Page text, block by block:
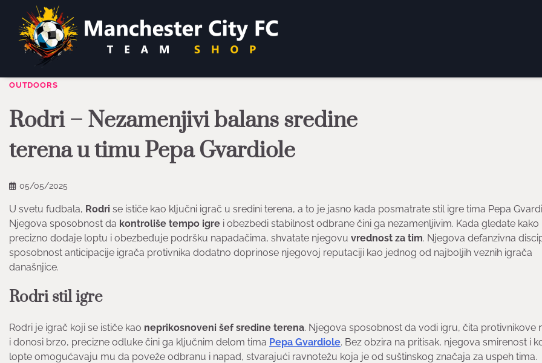
content
OUTDOORS
Rodri – Nezamenjivi balans sredine
terena u timu Pepa Gvardiole
05/05/2025
U svetu fudbala, Rodri se ističe kao ključni igrač u sredini terena, a to je jasno kada posmatrate stil igre tima Pepa
Njegova sposobnost da kontroliše tempo igre i obezbedi stabilnost odbrane čini ga nezamenljivim. Kada gledate kako
precizno dodaje loptu i obezbeđuje podršku napadačima, shvatate njegovu vrednost za tim. Njegova defanzivna
sposobnost anticipacije igrača protivnika dodatno doprinose njegovoj reputaciji kao jednog od najboljih veznih igrača
današnjice.
Rodri stil igre
Rodri je igrač koji se ističe kao neprikosnoveni šef sredine terena. Njegova sposobnost da vodi igru, čita protivnikove
i donosi brzo, precizne odluke čini ga ključnim delom tima Pepa Gvardiole. Bez obzira na pritisak, njegova smirenost i
lopte omogućavaju mu da poveže odbranu i napad, stvarajući ravnotežu koja je od suštinskog značaja za uspeh tima.